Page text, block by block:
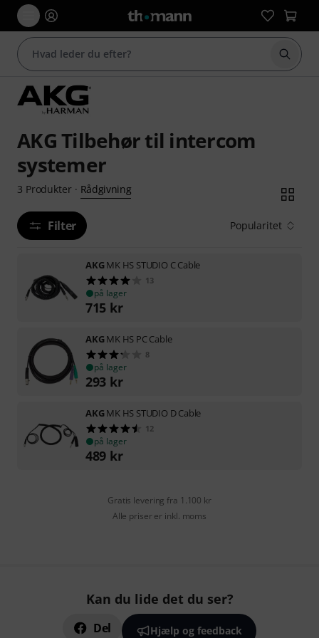
Start
AKG Tilbehør til intercom
systemer
3 Produkter· Rådgivning
Filter Popularitet
AKGMK HS STUDIO C Cable
13
på lager
715 kr
AKGMK HS PC Cable
8
på lager
293 kr
AKGMK HS STUDIO D Cable
12
på lager
489 kr
Gratis levering fra 1.100 kr
Alle priser er inkl. moms
Kan du lide det du ser?
Del Hjælp og feedback